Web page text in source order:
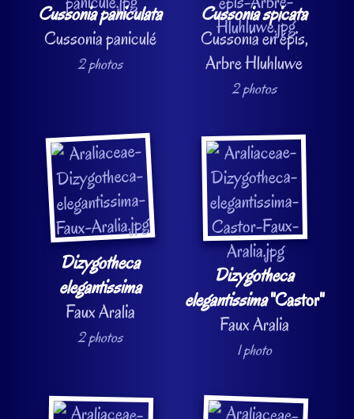
Cussonia paniculata
Cussonia paniculé
2 photos
Cussonia spicata
Cussonia en épis,
Arbre Hluhluwe
2 photos
Dizygotheca
elegantissima
Faux Aralia
2 photos
Dizygotheca
elegantissima"Castor"
Faux Aralia
1 photo